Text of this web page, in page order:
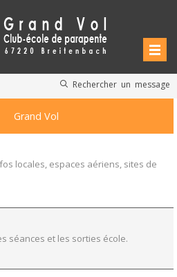
Rechercher un message
Grand Vol
locales, espaces aériens, sites de
séances et les sorties école.